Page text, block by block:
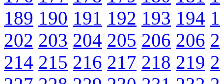
189 190 191 192 193 194
202 203 204 205 206 206
214 215 216 217 218 219